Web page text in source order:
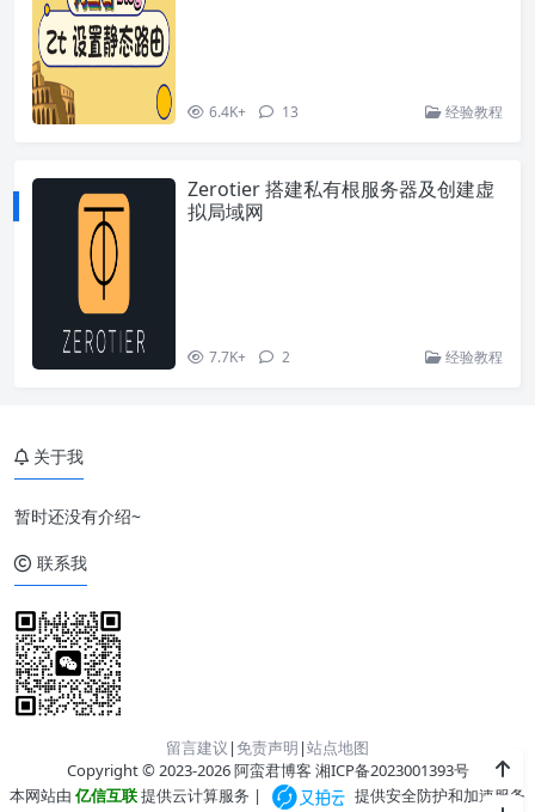
6.4K+ 13 经验教程
Zerotier 搭建私有根服务器及创建虚
拟局域网
7.7K+ 2 经验教程
关于我
暂时还没有介绍~
联系我
留言建议 |免责声明 |站点地图
Copyright © 2023-2026 阿蛮君博客 湘ICP备2023001393号
本网站由 亿信互联提供云计算服务 | 提供安全防护和加速服务